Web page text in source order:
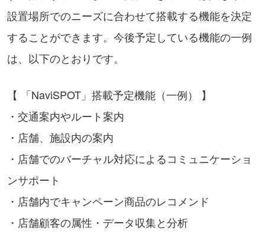
設置場所でのニーズに合わせて搭載する機能を決定
することができます。今後予定している機能の一例
は、以下のとおりです。
【 「NaviSPOT」搭載予定機能（一例） 】
・交通案内やルート案内
・店舗、施設内の案内
・店舗でのバーチャル対応によるコミュニケーショ
ンサポート
・店舗内でキャンペーン商品のレコメンド
・店舗顧客の属性・データ収集と分析